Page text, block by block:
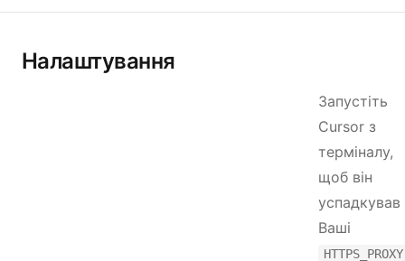
Налаштування
Запустіть
Cursor з
терміналу,
щоб він
успадкував
Ваші
HTTPS_PROXY